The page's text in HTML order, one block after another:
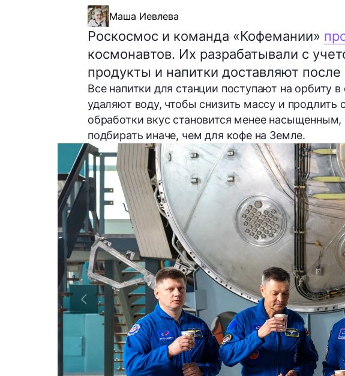
Маша Иевлева
Роскосмос и команда «Кофемании»
космонавтов. Их разрабатывали с
продукты и напитки доставляют
Все напитки для станции поступают на орбиту
удаляют воду, чтобы снизить массу и продлить
обработки вкус становится менее насыщенным,
подбирать иначе, чем для кофе на Земле.